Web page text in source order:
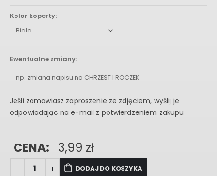
Kolor koperty:
Ewentualne zmiany:
Jeśli zamawiasz zaproszenie ze zdjęciem, wyślij je
odpowiadając na e-mail z potwierdzeniem zakupu
CENA: 3,99 zł
DODAJ DO KOSZYKA